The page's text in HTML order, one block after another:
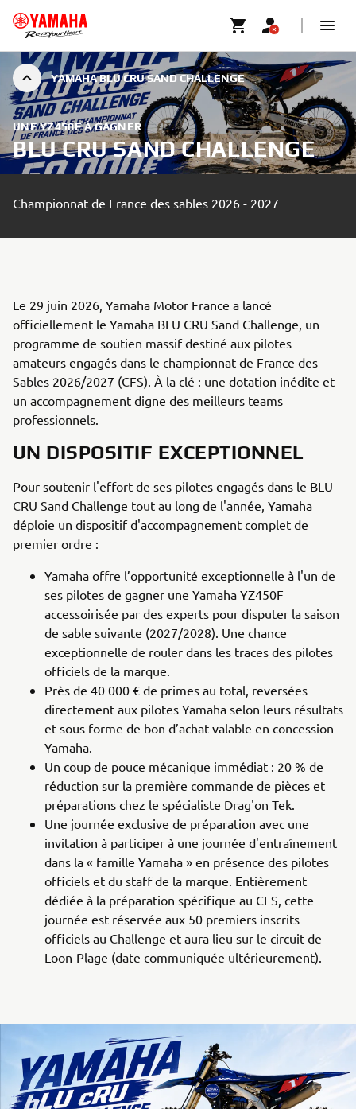
YAMAHA BLU CRU SAND CHALLENGE
UNE YZ450F À GAGNER
BLU CRU SAND CHALLENGE
Championnat de France des sables 2026 - 2027
Le 29 juin 2026, Yamaha Motor France a lancé
officiellement le Yamaha BLU CRU Sand Challenge, un
programme de soutien massif destiné aux pilotes
amateurs engagés dans le championnat de France des
Sables 2026/2027 (CFS). À la clé : une dotation inédite et
un accompagnement digne des meilleurs teams
professionnels.
UN DISPOSITIF EXCEPTIONNEL
Pour soutenir l'effort de ses pilotes engagés dans le BLU
CRU Sand Challenge tout au long de l'année, Yamaha
déploie un dispositif d'accompagnement complet de
premier ordre :
Yamaha offre l’opportunité exceptionnelle à l'un de
ses pilotes de gagner une Yamaha YZ450F
accessoirisée par des experts pour disputer la saison
de sable suivante (2027/2028). Une chance
exceptionnelle de rouler dans les traces des pilotes
officiels de la marque.
Près de 40 000 € de primes au total, reversées
directement aux pilotes Yamaha selon leurs résultats
et sous forme de bon d’achat valable en concession
Yamaha.
Un coup de pouce mécanique immédiat : 20 % de
réduction sur la première commande de pièces et
préparations chez le spécialiste Drag'on Tek.
Une journée exclusive de préparation avec une
invitation à participer à une journée d'entraînement
dans la « famille Yamaha » en présence des pilotes
officiels et du staff de la marque. Entièrement
dédiée à la préparation spécifique au CFS, cette
journée est réservée aux 50 premiers inscrits
officiels au Challenge et aura lieu sur le circuit de
Loon-Plage (date communiquée ultérieurement).